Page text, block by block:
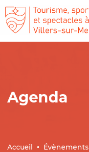
Accueil Évènements
Agenda